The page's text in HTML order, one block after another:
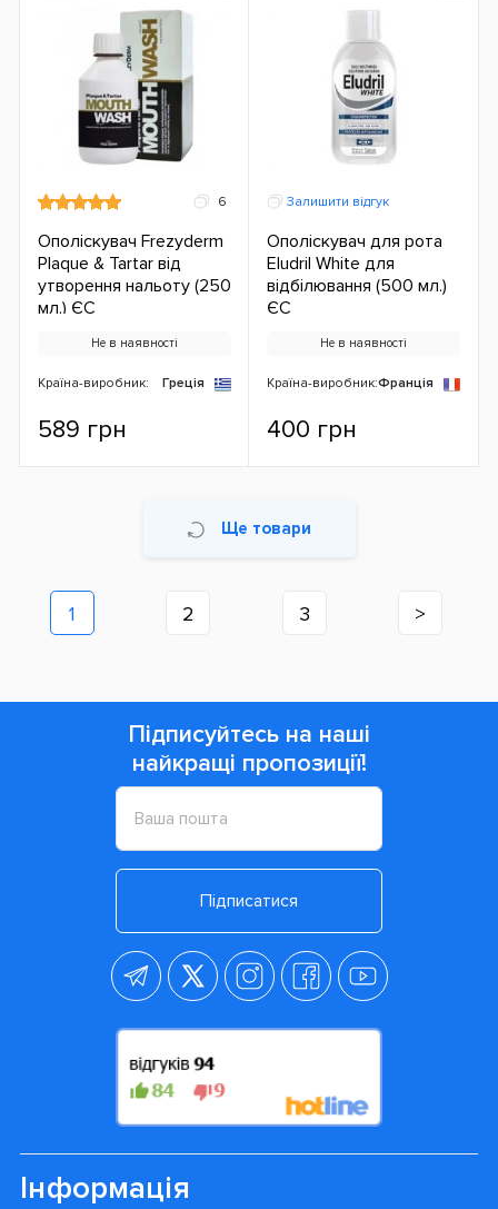
6
Ополіскувач Frezyderm
Plaque & Tartar від
утворення нальоту (250
мл.) ЄС
Не в наявності
Країна-виробник: Греція
589 грн
Залишити відгук
Ополіскувач для рота
Eludril White для
відбілювання (500 мл.)
ЄС
Не в наявності
Країна-виробник:Франція
400 грн
Ще товари
1 2 3 >
Підписуйтесь на наші
найкращі пропозиції!
Підписатися
Інформація